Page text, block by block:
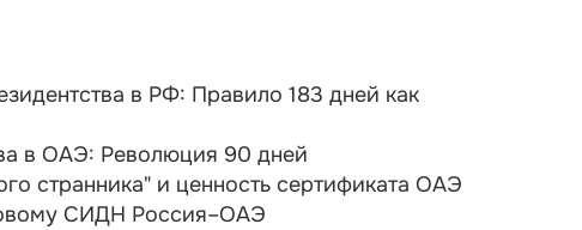
в РФ: Правило 183 дней как
в ОАЭ: Революция 90 дней
странника" и ценность сертификата ОАЭ
СИДН Россия–ОАЭ